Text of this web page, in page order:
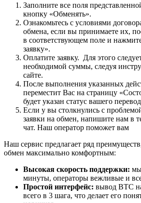
Заполните все поля
кнопку «Обменять».
Ознакомьтесь с условиями
обмена, если вы принимаете их,
в соответствующем поле и
заявку».
Оплатите заявку. Для этого
необходимой суммы, следуя
сайте.
После выполнения указанных
переместит Вас на страницу
будет указан статус вашего
Если у вы столкнулись с
заявки на обмен, напишите нам в
чат. Наш оператор поможет вам
Наш сервис предлагает ряд
обмен максимально комфортным:
Высокая скорость поддержки:
минуты, операторы вежливые и
Простой интерфейс: вывод BTC
всего в 3 шага, что делает его